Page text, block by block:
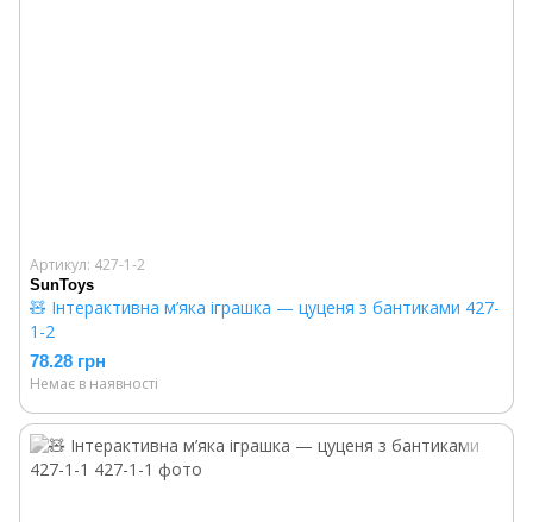
Артикул: 427-1-2
SunToys
🧸 Інтерактивна м’яка іграшка — цуценя з бантиками 427-
1-2
78.28 грн
Немає в наявності